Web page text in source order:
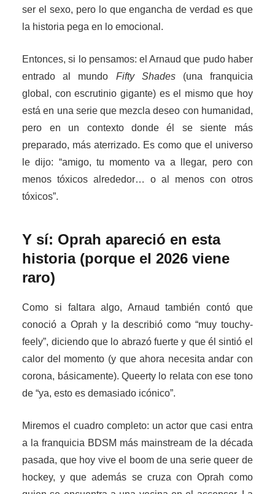
ser el sexo, pero lo que engancha de verdad es que
la historia pega en lo emocional.
Entonces, si lo pensamos: el Arnaud que pudo haber
entrado al mundo Fifty Shades(una franquicia
global, con escrutinio gigante) es el mismo que hoy
está en una serie que mezcla deseo con humanidad,
pero en un contexto donde él se siente más
preparado, más aterrizado. Es como que el universo
le dijo: “amigo, tu momento va a llegar, pero con
menos tóxicos alrededor… o al menos con otros
tóxicos”.
Y sí: Oprah apareció en esta
historia (porque el 2026 viene
raro)
Como si faltara algo, Arnaud también contó que
conoció a Oprah y la describió como “muy touchy-
feely”, diciendo que lo abrazó fuerte y que él sintió el
calor del momento (y que ahora necesita andar con
corona, básicamente). Queerty lo relata con ese tono
de “ya, esto es demasiado icónico”.
Miremos el cuadro completo: un actor que casi entra
a la franquicia BDSM más mainstream de la década
pasada, que hoy vive el boom de una serie queer de
hockey, y que además se cruza con Oprah como